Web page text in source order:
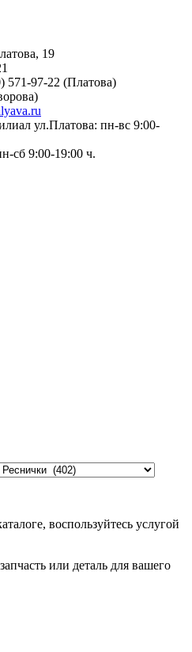
19
571-97-22 (Платова)
ул.Платова: пн-вс 9:00-
сб 9:00-19:00 ч.
воспользуйтесь услугой
или деталь для вашего